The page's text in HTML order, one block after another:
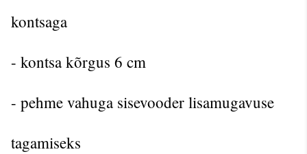
kontsaga
- kontsa kõrgus 6 cm
- pehme vahuga sisevooder lisamugavuse
tagamiseks